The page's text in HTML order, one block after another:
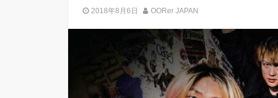
2018年8月6日 OORer JAPAN